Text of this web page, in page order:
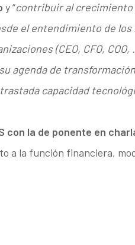
y “contribuir al crecimiento
el entendimiento de
(CEO, CFO, COO,
agenda de
capacidad
con la de ponente en
a la función financiera,